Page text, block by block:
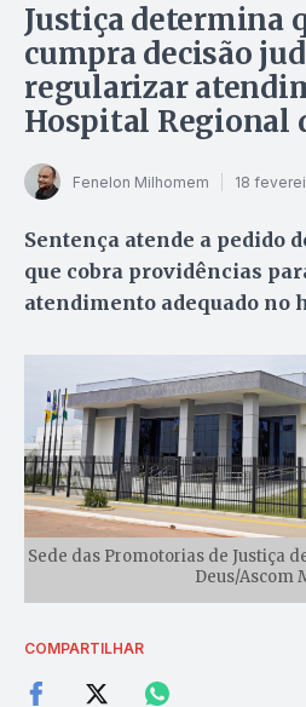
Justiça determina
cumpra decisão
regularizar
Hospital Regional
Fenelon Milhomem 18
Sentença atende a pedido
que cobra providências
atendimento adequado no
Sede das Promotorias de Justiça
Deus/Ascom
COMPARTILHAR